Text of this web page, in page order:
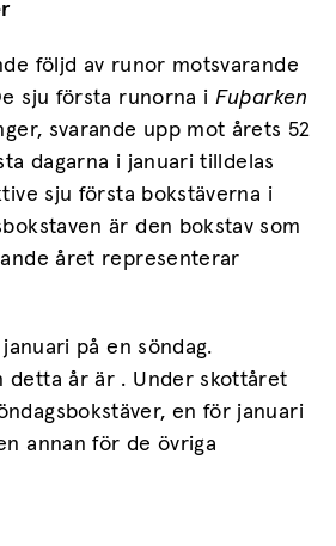
följd av runor motsvarande
sju första runorna i Fuþarken
svarande upp mot årets 52
dagarna i januari tilldelas
sju första bokstäverna i
är den bokstav som
året representerar
på en söndag.
detta år är . Under skottåret
en för januari
annan för de övriga